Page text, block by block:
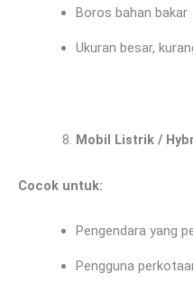
Boros bahan bakar
Ukuran besar,
Mobil Listrik /
Cocok untuk:
Pengendara yang
Pengguna